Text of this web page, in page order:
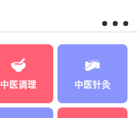
中医调理 中医针灸